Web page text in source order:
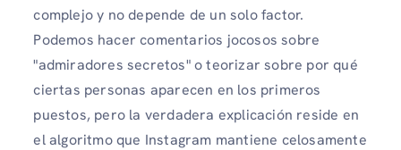
complejo y no depende de un solo factor.
Podemos hacer comentarios jocosos sobre
"admiradores secretos" o teorizar sobre por qué
ciertas personas aparecen en los primeros
puestos, pero la verdadera explicación reside en
el algoritmo que Instagram mantiene celosamente